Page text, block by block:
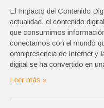
El Impacto del Contenido
actualidad, el contenido
que consumimos
conectamos con el mundo
omnipresencia de Internet y
digital se ha convertido en
Leer más »